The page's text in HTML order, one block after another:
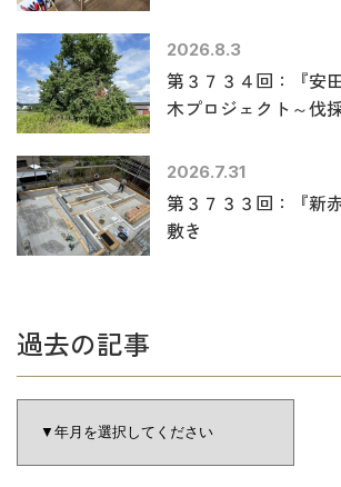
2026.8.3
第３７３４回：『安
木プロジェクト～伐
2026.7.31
第３７３３回：『新
敷き
過去の記事